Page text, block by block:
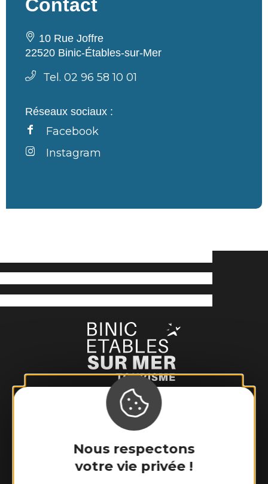
Nous respectons
votre vie privée !
Contact
10 Rue Joffre
22520 Binic-Étables-sur-Mer
Tel. 02 96 58 10 01
Réseaux sociaux :
Facebook
Instagram
Binic-Etables sur Mer Tourisme
6 place Le Pomellec
22520 Binic-Etables sur Mer
Tél. 02 96 73 60 12
Nos horaires d’ouverture :